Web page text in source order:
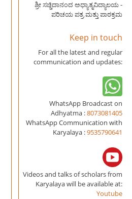
ಶ್ರೀ ಸಚ್ಚಿದಾನಂದ ಅಧ್ಯಾತ್ಮವಿದ್ಯಾಲಯ -
ಪರಿಚಯ ಪತ್ರ ಮತ್ತು ಪಾಠಕ್ರಮ
Keep in touch
For all the latest and regular
communication and updates:
WhatsApp Broadcast on
Adhyatma :8073081405
WhatsApp Communication with
Karyalaya :9535790641
Videos and talks of scholars from
Karyalaya will be available at:
Youtube